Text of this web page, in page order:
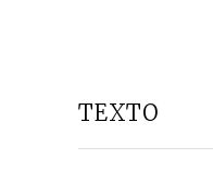
TEXTO